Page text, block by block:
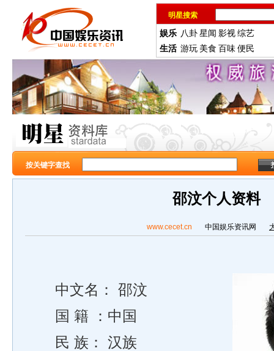
明星搜索
娱乐 八卦星闻 影视综艺
生活 游玩 美食 百味便民
按关键字查找
邵汶个人资料
www.cecet.cn 中国娱乐资讯网
中文名： 邵汶
国 籍 ：中国
民 族： 汉族